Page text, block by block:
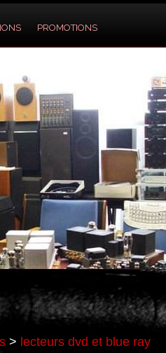
PROMOTIONS
> lecteurs dvd et blue ray